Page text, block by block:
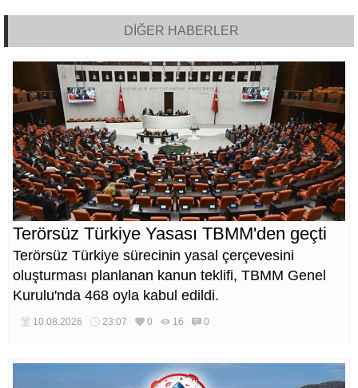
DİĞER HABERLER
Terörsüz Türkiye Yasası TBMM'den geçti
Terörsüz Türkiye sürecinin yasal çerçevesini
oluşturması planlanan kanun teklifi, TBMM Genel
Kurulu'nda 468 oyla kabul edildi.
10.08.2026 23:07 0 16 0